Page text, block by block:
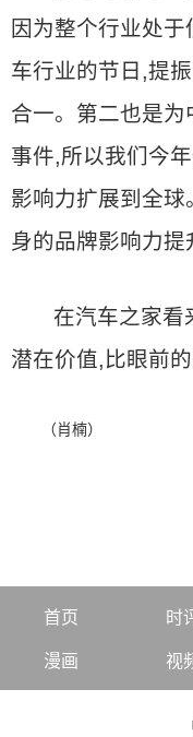
因为整个行业处
车行业的节日,提
合一。第二也是
事件,所以我们今
影响力扩展到全球
身的品牌影响力提
在汽车之家看
潜在价值,比眼前
（肖楠）
首页 时
漫画 视